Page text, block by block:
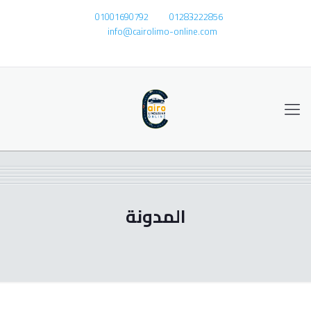
01001690792
01283222856
info@cairolimo-online.com
المدونة